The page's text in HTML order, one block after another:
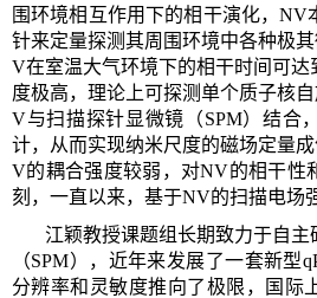
围环境相互作用下的相干演化，NV
针来定量探测其周围环境中各种极
V在室温大气环境下的相干时间可
度极高，理论上可探测单个质子核
V与扫描探针显微镜（SPM）结合
计，从而实现纳米尺度的磁场定量
V的耦合强度较弱，对NV的相干性
刻，一直以来，基于NV的扫描电场
江颖教授课题组长期致力于自
（SPM），近年来发展了一套新型
分辨率和灵敏度推向了极限，国际